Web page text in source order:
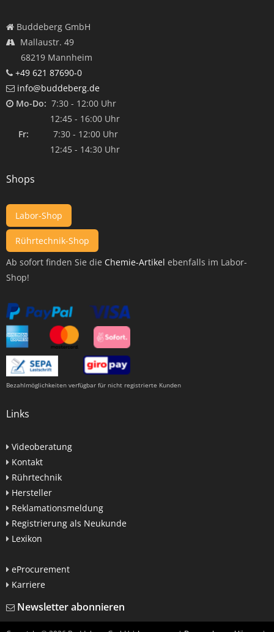
Buddeberg GmbH
Mallaustr. 49
68219 Mannheim
+49 621 87690-0
info@buddeberg.de
Mo-Do: 7:30 - 12:00 Uhr
12:45 - 16:00 Uhr
Fr: 7:30 - 12:00 Uhr
12:45 - 14:30 Uhr
Shops
Labor-Shop
Rührtechnik-Shop
Ab sofort finden Sie die Chemie-Artikel ebenfalls im Labor-
Shop!
Bezahlmöglichkeiten verfügbar für nicht registrierte Kunden
Links
Videoberatung
Kontakt
Rührtechnik
Hersteller
Reklamationsmeldung
Registrierung als Neukunde
Lexikon
eProcurement
Karriere
Newsletter abonnieren